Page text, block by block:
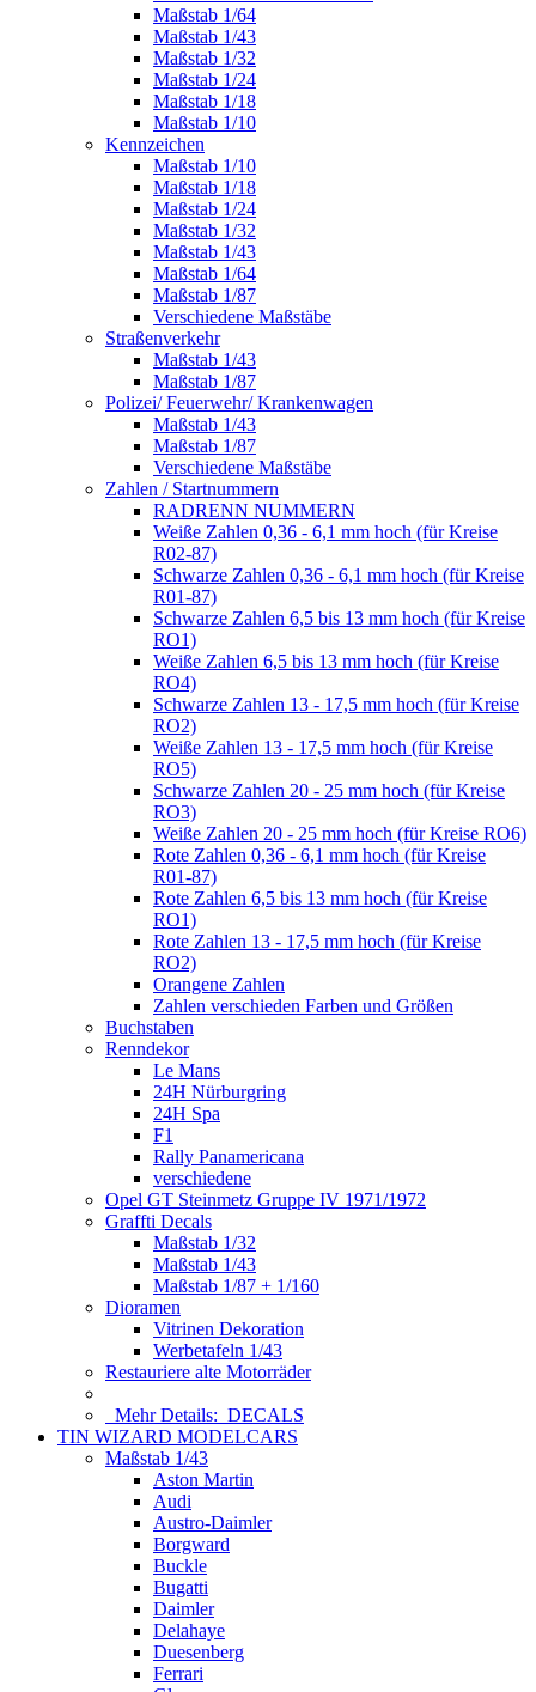
Maßstab 1/64
Maßstab 1/43
Maßstab 1/32
Maßstab 1/24
Maßstab 1/18
Maßstab 1/10
Kennzeichen
Maßstab 1/10
Maßstab 1/18
Maßstab 1/24
Maßstab 1/32
Maßstab 1/43
Maßstab 1/64
Maßstab 1/87
Verschiedene Maßstäbe
Straßenverkehr
Maßstab 1/43
Maßstab 1/87
Polizei/ Feuerwehr/ Krankenwagen
Maßstab 1/43
Maßstab 1/87
Verschiedene Maßstäbe
Zahlen / Startnummern
RADRENN NUMMERN
Weiße Zahlen 0,36 - 6,1 mm hoch (für Kreise
R02-87)
Schwarze Zahlen 0,36 - 6,1 mm hoch (für Kreise
R01-87)
Schwarze Zahlen 6,5 bis 13 mm hoch (für Kreise
RO1)
Weiße Zahlen 6,5 bis 13 mm hoch (für Kreise
RO4)
Schwarze Zahlen 13 - 17,5 mm hoch (für Kreise
RO2)
Weiße Zahlen 13 - 17,5 mm hoch (für Kreise
RO5)
Schwarze Zahlen 20 - 25 mm hoch (für Kreise
RO3)
Weiße Zahlen 20 - 25 mm hoch (für Kreise RO6)
Rote Zahlen 0,36 - 6,1 mm hoch (für Kreise
R01-87)
Rote Zahlen 6,5 bis 13 mm hoch (für Kreise
RO1)
Rote Zahlen 13 - 17,5 mm hoch (für Kreise
RO2)
Orangene Zahlen
Zahlen verschieden Farben und Größen
Buchstaben
Renndekor
Le Mans
24H Nürburgring
24H Spa
F1
Rally Panamericana
verschiedene
Opel GT Steinmetz Gruppe IV 1971/1972
Graffti Decals
Maßstab 1/32
Maßstab 1/43
Maßstab 1/87 + 1/160
Dioramen
Vitrinen Dekoration
Werbetafeln 1/43
Restauriere alte Motorräder
Mehr Details: DECALS
TIN WIZARD MODELCARS
Maßstab 1/43
Aston Martin
Audi
Austro-Daimler
Borgward
Buckle
Bugatti
Daimler
Delahaye
Duesenberg
Ferrari